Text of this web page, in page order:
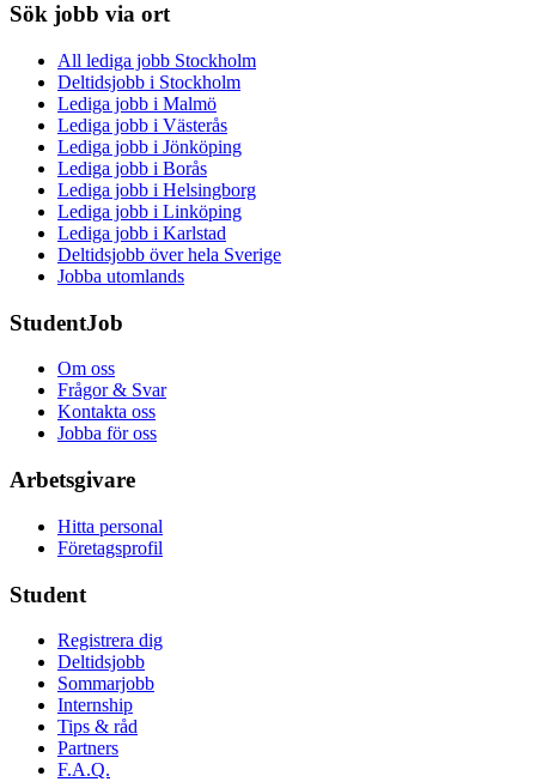
Sök jobb via ort
All lediga jobb Stockholm
Deltidsjobb i Stockholm
Lediga jobb i Malmö
Lediga jobb i Västerås
Lediga jobb i Jönköping
Lediga jobb i Borås
Lediga jobb i Helsingborg
Lediga jobb i Linköping
Lediga jobb i Karlstad
Deltidsjobb över hela Sverige
Jobba utomlands
StudentJob
Om oss
Frågor & Svar
Kontakta oss
Jobba för oss
Arbetsgivare
Hitta personal
Företagsprofil
Student
Registrera dig
Deltidsjobb
Sommarjobb
Internship
Tips & råd
Partners
F.A.Q.